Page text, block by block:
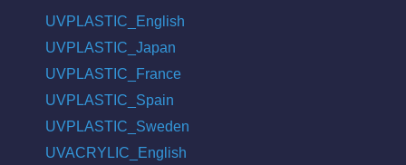
UVPLASTIC_English
UVPLASTIC_Japan
UVPLASTIC_France
UVPLASTIC_Spain
UVPLASTIC_Sweden
UVACRYLIC_English